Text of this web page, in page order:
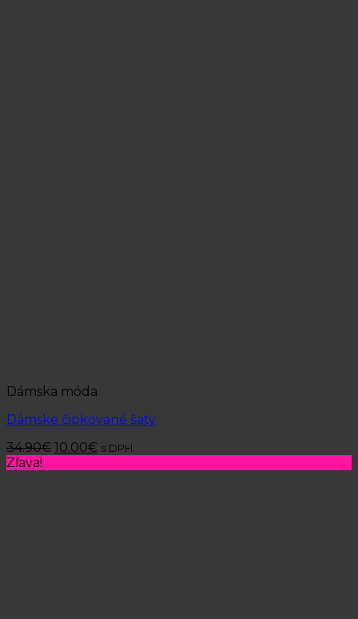
Dámska móda
Dámske čipkované šaty
34.90€ 10.00€ s DPH
Zľava!